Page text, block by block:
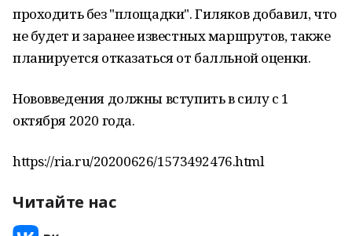
проходить без "площадки". Гиляков добавил, что
не будет и заранее известных маршрутов, также
планируется отказаться от балльной оценки.
Нововведения должны вступить в силу с 1
октября 2020 года.
https://ria.ru/20200626/1573492476.html
Читайте нас